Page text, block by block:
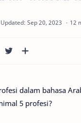
12
dalam bahasa
5 profesi?